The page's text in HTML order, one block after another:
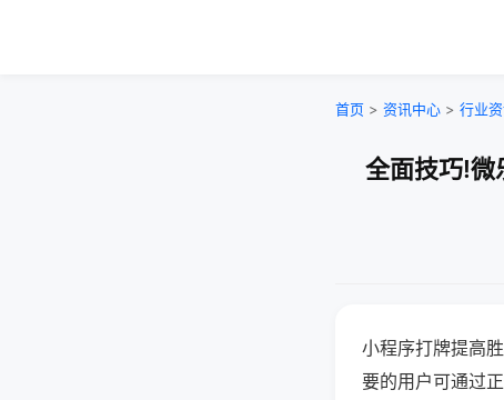
首页 > 资讯中心 > 行业
全面技巧!微
小程序打牌提高
要的用户可通过